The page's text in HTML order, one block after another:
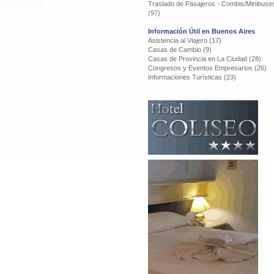
Traslado de Pasajeros - Combis/
(97)
Información Útil en Buenos Aires
Asistencia al Viajero (17)
Casas de Cambio (9)
Casas de Provincia en La Ciudad (28)
Congresos y Eventos Empresarios (26)
Informaciones Turísticas (23)